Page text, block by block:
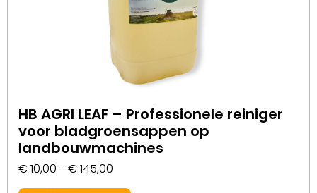
HB AGRI LEAF – Professionele reiniger
voor bladgroensappen op
landbouwmachines
€10,00 - €145,00